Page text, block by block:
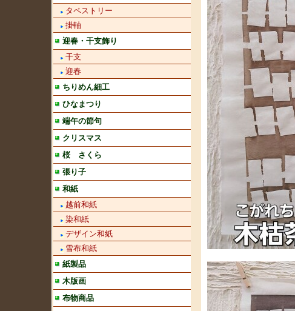
タペストリー
掛軸
迎春・干支飾り
干支
迎春
ちりめん細工
ひなまつり
端午の節句
クリスマス
桜 さくら
張り子
和紙
越前和紙
染和紙
デザイン和紙
雪布和紙
紙製品
木版画
布物商品